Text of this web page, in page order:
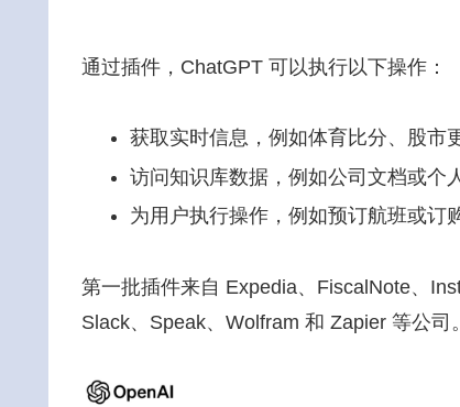
通过插件，ChatGPT 可以执行以下操作：
获取实时信息，例如体育比分、股市
访问知识库数据，例如公司文档或个
为用户执行操作，例如预订航班或订
第一批插件来自 Expedia、FiscalNote、
Slack、Speak、Wolfram 和 Zapier 等公司。